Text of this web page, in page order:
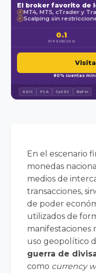
El broker favorito de
✓ MT4, MT5, cTrader y
✓ Scalping sin
0.1
PIP EUR/USD
80% cuentas
ASIC FCA CySEC BaFin
En el escenario
monedas
medios de
transacciones,
de poder
utilizados de
manifestaciones
uso geopolítico
guerra de
como currency